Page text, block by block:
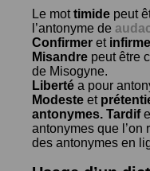
Le mottimide peut
l’antonyme de
Confirmer et
Misandre peut être
de Misogyne.
Liberté a pour
Modeste et
antonymes. Tardif
antonymes que l’on
des antonymes en